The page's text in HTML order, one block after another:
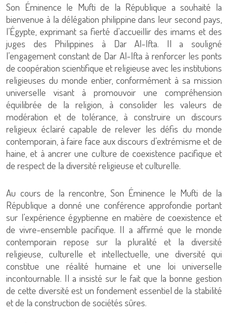
Son Éminence le Mufti de la République a souhaité la
bienvenue à la délégation philippine dans leur second pays,
l’Égypte, exprimant sa fierté d’accueillir des imams et des
juges des Philippines à Dar Al-Ifta. Il a souligné
l’engagement constant de Dar Al-Ifta à renforcer les ponts
de coopération scientifique et religieuse avec les institutions
religieuses du monde entier, conformément à sa mission
universelle visant à promouvoir une compréhension
équilibrée de la religion, à consolider les valeurs de
modération et de tolérance, à construire un discours
religieux éclairé capable de relever les défis du monde
contemporain, à faire face aux discours d’extrémisme et de
haine, et à ancrer une culture de coexistence pacifique et
de respect de la diversité religieuse et culturelle.
Au cours de la rencontre, Son Éminence le Mufti de la
République a donné une conférence approfondie portant
sur l’expérience égyptienne en matière de coexistence et
de vivre-ensemble pacifique. Il a affirmé que le monde
contemporain repose sur la pluralité et la diversité
religieuse, culturelle et intellectuelle, une diversité qui
constitue une réalité humaine et une loi universelle
incontournable. Il a insisté sur le fait que la bonne gestion
de cette diversité est un fondement essentiel de la stabilité
et de la construction de sociétés sûres.